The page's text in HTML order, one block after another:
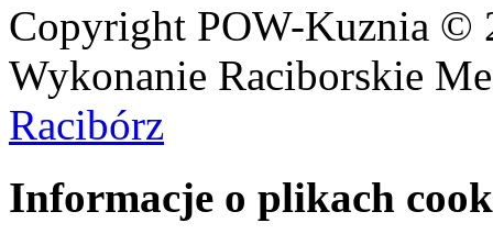
Copyright POW-Kuznia ©
Wykonanie Raciborskie
Racibórz
Informacje o plikach